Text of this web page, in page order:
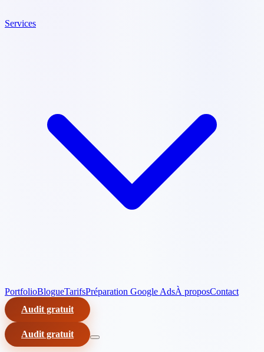
Services
PortfolioBlogueTarifsPréparation Google AdsÀ proposContact
Audit gratuit
Audit gratuit